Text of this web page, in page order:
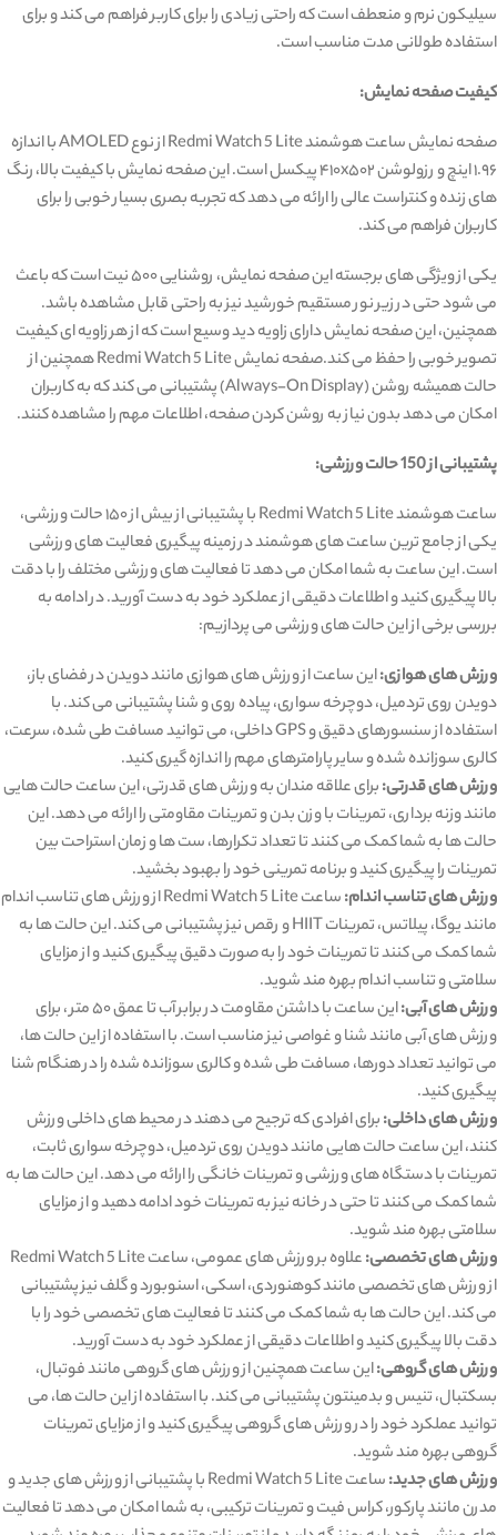
سیلیکون نرم و منعطف است که راحتی زیادی را برای کاربر فراهم می ‌کند و برای
استفاده طولانی مدت مناسب است.
کیفیت صفحه نمایش:
صفحه نمایش ساعت هوشمند Redmi Watch 5 Lite از نوع AMOLED با اندازه
۱.۹۶ اینچ و رزولوشن ۴۱۰x۵۰۲ پیکسل است. این صفحه نمایش با کیفیت بالا، رنگ‌
های زنده و کنتراست عالی را ارائه می ‌دهد که تجربه بصری بسیار خوبی را برای
کاربران فراهم می‌ کند.
یکی از ویژگی ‌های برجسته این صفحه نمایش، روشنایی ۵۰۰ نیت است که باعث
می ‌شود حتی در زیر نور مستقیم خورشید نیز به راحتی قابل مشاهده باشد.
همچنین، این صفحه نمایش دارای زاویه دید وسیع است که از هر زاویه ‌ای کیفیت
تصویر خوبی را حفظ می‌ کند.صفحه نمایش Redmi Watch 5 Lite همچنین از
حالت همیشه روشن (Always-On Display) پشتیبانی می ‌کند که به کاربران
امکان می ‌دهد بدون نیاز به روشن کردن صفحه، اطلاعات مهم را مشاهده کنند.
پشتیبانی از 150 حالت ورزشی:
ساعت هوشمند Redmi Watch 5 Lite با پشتیبانی از بیش از ۱۵۰ حالت ورزشی،
یکی از جامع ‌ترین ساعت‌ های هوشمند در زمینه پیگیری فعالیت‌ های ورزشی
است. این ساعت به شما امکان می‌ دهد تا فعالیت‌ های ورزشی مختلف را با دقت
بالا پیگیری کنید و اطلاعات دقیقی از عملکرد خود به دست آورید. در ادامه به
بررسی برخی از این حالت ‌های ورزشی می‌ پردازیم:
ورزش ‌های هوازی:این ساعت از ورزش‌ های هوازی مانند دویدن در فضای باز،
دویدن روی تردمیل، دوچرخه‌ سواری، پیاده‌ روی و شنا پشتیبانی می‌ کند. با
استفاده از سنسورهای دقیق و GPS داخلی، می ‌توانید مسافت طی شده، سرعت،
کالری سوزانده شده و سایر پارامترهای مهم را اندازه ‌گیری کنید.
ورزش ‌های قدرتی:برای علاقه‌ مندان به ورزش‌ های قدرتی، این ساعت حالت‌ هایی
مانند وزنه‌ برداری، تمرینات با وزن بدن و تمرینات مقاومتی را ارائه می‌ دهد. این
حالت ‌ها به شما کمک می‌ کنند تا تعداد تکرارها، ست ‌ها و زمان استراحت بین
تمرینات را پیگیری کنید و برنامه تمرینی خود را بهبود بخشید.
ورزش ‌های تناسب اندام:
ساعت Redmi Watch 5 Lite از ورزش ‌های تناسب اندام
مانند یوگا، پیلاتس، تمرینات HIIT و رقص نیز پشتیبانی می ‌کند. این حالت ‌ها به
شما کمک می‌ کنند تا تمرینات خود را به صورت دقیق پیگیری کنید و از مزایای
سلامتی و تناسب اندام بهره ‌مند شوید.
ورزش‌ های آبی:
این ساعت با داشتن مقاومت در برابر آب تا عمق ۵۰ متر ، برای
ورزش ‌های آبی مانند شنا و غواصی نیز مناسب است. با استفاده از این حالت ‌ها،
می‌ توانید تعداد دورها، مسافت طی شده و کالری سوزانده شده را در هنگام شنا
پیگیری کنید.
ورزش‌ های داخلی:برای افرادی که ترجیح می ‌دهند در محیط‌ های داخلی ورزش
کنند، این ساعت حالت ‌هایی مانند دویدن روی تردمیل، دوچرخه ‌سواری ثابت،
تمرینات با دستگاه‌ های ورزشی و تمرینات خانگی را ارائه می ‌دهد. این حالت ‌ها به
شما کمک می ‌کنند تا حتی در خانه نیز به تمرینات خود ادامه دهید و از مزایای
سلامتی بهره‌ مند شوید.
ورزش ‌های تخصصی:
علاوه بر ورزش‌ های عمومی، ساعت Redmi Watch 5 Lite
از ورزش‌ های تخصصی مانند کوهنوردی، اسکی، اسنوبورد و گلف نیز پشتیبانی
می ‌کند. این حالت‌ ها به شما کمک می‌ کنند تا فعالیت ‌های تخصصی خود را با
دقت بالا پیگیری کنید و اطلاعات دقیقی از عملکرد خود به دست آورید.
ورزش ‌های گروهی:این ساعت همچنین از ورزش‌ های گروهی مانند فوتبال،
بسکتبال، تنیس و بدمینتون پشتیبانی می ‌کند. با استفاده از این حالت‌ ها، می‌
توانید عملکرد خود را در ورزش‌ های گروهی پیگیری کنید و از مزایای تمرینات
گروهی بهره‌ مند شوید.
ورزش ‌های جدید:
ساعت Redmi Watch 5 Lite با پشتیبانی از ورزش ‌های جدید و
مدرن مانند پارکور، کراس ‌فیت و تمرینات ترکیبی، به شما امکان می‌ دهد تا فعالیت‌